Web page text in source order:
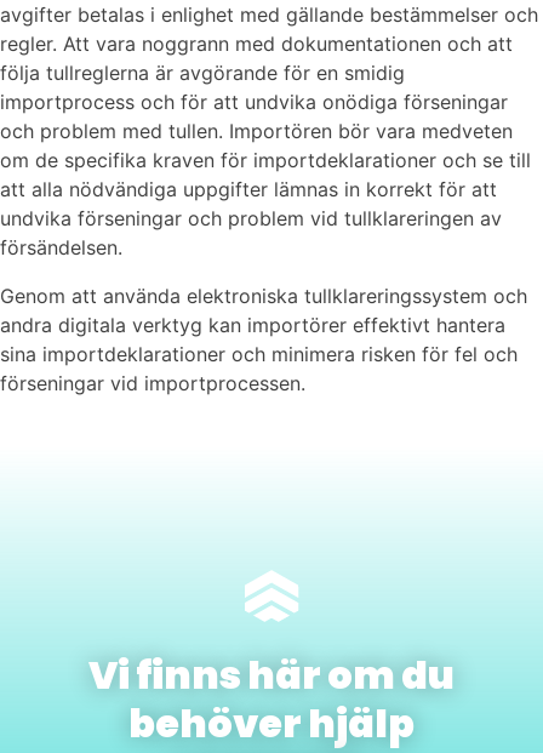
avgifter betalas i enlighet med gällande bestämmelser och
regler. Att vara noggrann med dokumentationen och att
följa tullreglerna är avgörande för en smidig
importprocess och för att undvika onödiga förseningar
och problem med tullen. Importören bör vara medveten
om de specifika kraven för importdeklarationer och se till
att alla nödvändiga uppgifter lämnas in korrekt för att
undvika förseningar och problem vid tullklareringen av
försändelsen.
Genom att använda elektroniska tullklareringssystem och
andra digitala verktyg kan importörer effektivt hantera
sina importdeklarationer och minimera risken för fel och
förseningar vid importprocessen.
Vi finns här om du
behöver hjälp